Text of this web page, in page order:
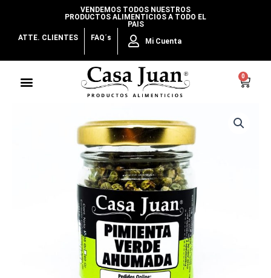
contenido
VENDEMOS TODOS NUESTROS
PRODUCTOS ALIMENTICIOS A TODO EL
PAIS
ATTE. CLIENTES
FAQ´s Mi Cuenta
Menu 0
Cart